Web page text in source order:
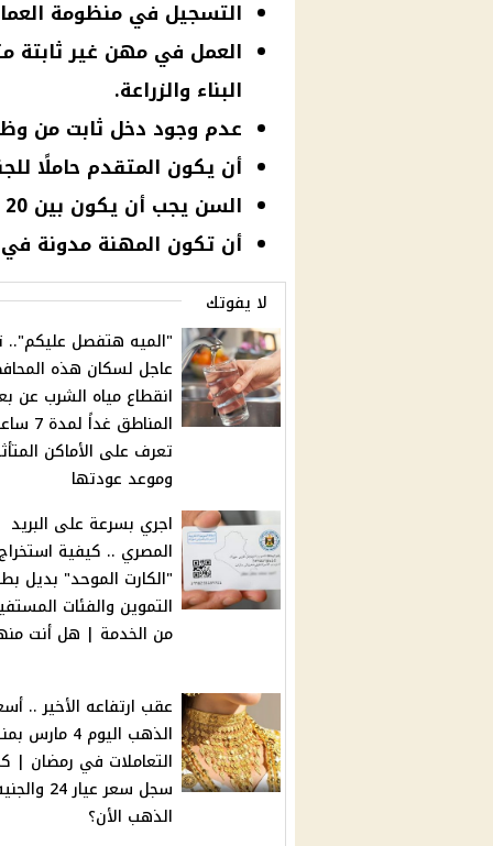
التسجيل في منظومة
العمل في مهن غير ثابتة
البناء والزراعة.
عدم وجود دخل ثابت من
أن يكون المتقدم حاملًا
السن يجب أن يكون بين 20 و60 عامًا.
أن تكون المهنة مدونة
لا يفوتك
"الميه هتفصل عليكم"..
عاجل لسكان هذه
انقطاع مياه الشرب عن
المناطق
تعرف على الأماكن
وموعد عودتها
اجري بسرعة على البريد
المصري .. كيفية
"الكارت الموحد" بديل
التموين والفئات
من الخدمة | هل أنت
عقب ارتفاعه الأخير ..
الذهب اليوم 4
التعاملات في رمضان |
سجل سعر عيار 24
الذهب الأن؟